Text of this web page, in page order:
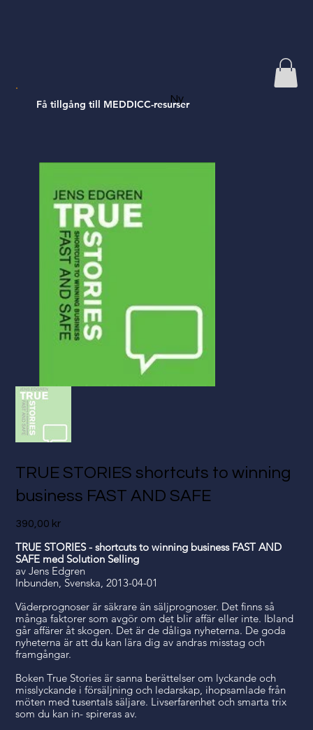
Få tillgång till MEDDICC-resurser
Ny
TRUE STORIES shortcuts to winning
business FAST AND SAFE
Pris
390,00 kr
TRUE STORIES - shortcuts to winning business FAST AND
SAFE med Solution Selling
av Jens Edgren
Inbunden, Svenska, 2013-04-01
Väderprognoser är säkrare än säljprognoser. Det finns så
många faktorer som avgör om det blir affär eller inte. Ibland
går affärer åt skogen. Det är de dåliga nyheterna. De goda
nyheterna är att du kan lära dig av andras misstag och
framgångar.
Boken True Stories är sanna berättelser om lyckande och
misslyckande i försäljning och ledarskap, ihopsamlade från
möten med tusentals säljare. Livserfarenhet och smarta trix
som du kan in- spireras av.